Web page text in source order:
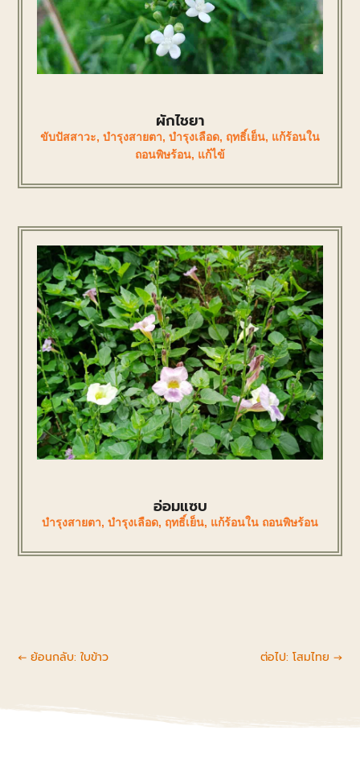
ผักไชยา
ขับปัสสาวะ, บำรุงสายตา, บำรุงเลือด, ฤทธิ์เย็น, แก้ร้อนใน
ถอนพิษร้อน, แก้ไข้
อ่อมแซบ
บำรุงสายตา, บำรุงเลือด, ฤทธิ์เย็น, แก้ร้อนใน ถอนพิษร้อน
←ย้อนกลับ: ใบข้าว ต่อไป: โสมไทย →